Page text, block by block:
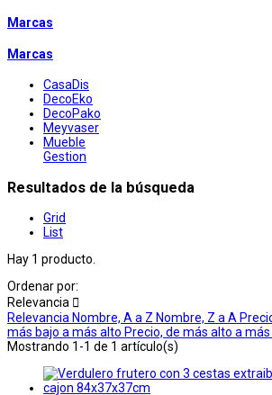
Marcas
Marcas
CasaDis
DecoEko
DecoPako
Meyvaser
Mueble
Gestion
Resultados de la búsqueda
Grid
List
Hay 1 producto.
Ordenar por:
Relevancia 
Relevancia Nombre, A a Z Nombre, Z a A
más bajo a más alto Precio, de más alto a
Mostrando 1-1 de 1 artículo(s)